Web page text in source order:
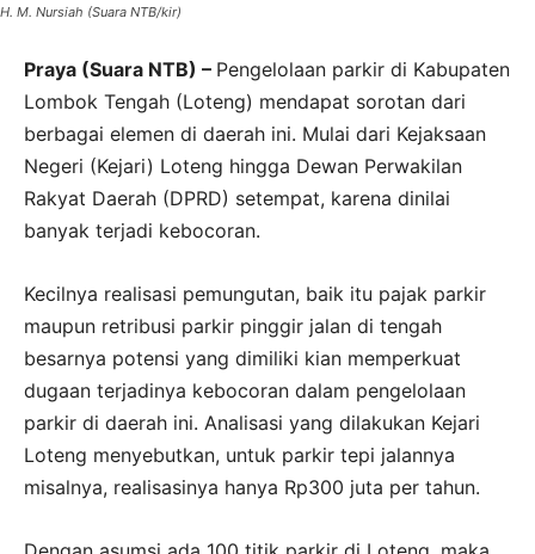
H. M. Nursiah (Suara NTB/kir)
Praya (Suara NTB) – Pengelolaan parkir di Kabupaten
Lombok Tengah (Loteng) mendapat sorotan dari
berbagai elemen di daerah ini. Mulai dari Kejaksaan
Negeri (Kejari) Loteng hingga Dewan Perwakilan
Rakyat Daerah (DPRD) setempat, karena dinilai
banyak terjadi kebocoran.
Kecilnya realisasi pemungutan, baik itu pajak parkir
maupun retribusi parkir pinggir jalan di tengah
besarnya potensi yang dimiliki kian memperkuat
dugaan terjadinya kebocoran dalam pengelolaan
parkir di daerah ini. Analisasi yang dilakukan Kejari
Loteng menyebutkan, untuk parkir tepi jalannya
misalnya, realisasinya hanya Rp300 juta per tahun.